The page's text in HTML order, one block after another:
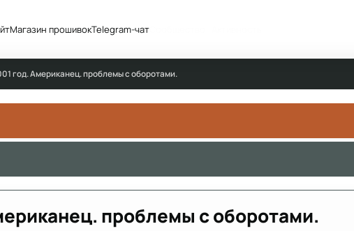
Магазин прошивокTelegram-чатСообщество
год. Американец. проблемы с оборотами.
проблемы с оборотами.